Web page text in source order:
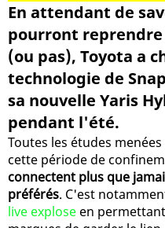
En attendant de
pourront
(ou pas), Toyota a
technologie de
sa nouvelle Yaris
pendant l'été.
Toutes les études
cette période de
connectent plus que
préférés. C'est
live explose en